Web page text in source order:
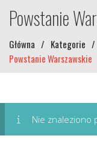
Powstanie
Główna / Kategorie /
Powstanie Warszawskie
Nie znaleziono